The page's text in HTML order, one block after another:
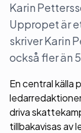
Karin
Uppropet är
skriver Karin
också fler än
En central
driva
tillbakavisas av